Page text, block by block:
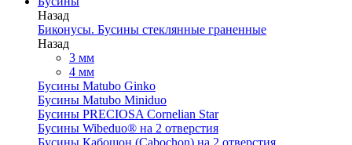
Назад
Биконусы. Бусины стеклянные граненные
Назад
3 мм
4 мм
Бусины Matubo Ginko
Бусины Matubo Miniduo
Бусины PRECIOSA Cornelian Star
Бусины Wibeduo® на 2 отверстия
Бусины Кабошон (Cabochon) на 2 отверстия